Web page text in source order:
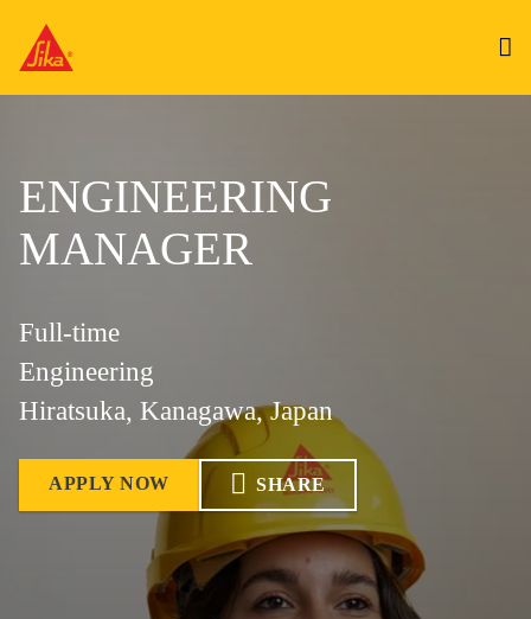
ENGINEERING
MANAGER
Full-time
Engineering
Hiratsuka, Kanagawa, Japan
APPLY NOW SHARE